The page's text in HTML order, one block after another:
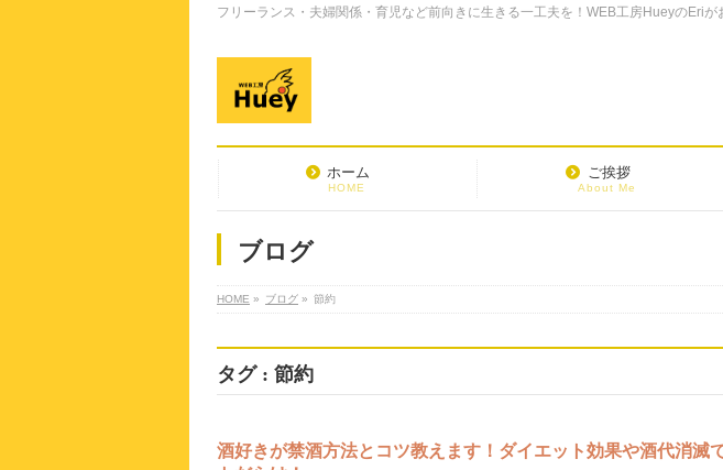
フリーランス・夫婦関係・育児など前向きに生きる一工夫を！WEB工房HueyのEriが
ホーム
HOME
ご挨拶
About Me
ブログ
HOME » ブログ » 節約
タグ : 節約
酒好きが禁酒方法とコツ教えます！ダイエット効果や酒代消滅